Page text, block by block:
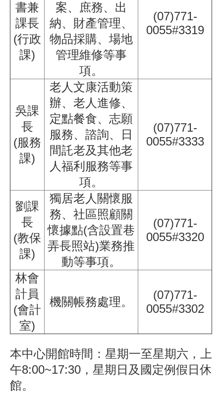
書兼
課長
(行政
課)
案、庶務、出
納、財產管理、
物品採購、場地
管理維修等事
項。
(07)771-
0055#3319
吳課
長
(服務
課)
老人文康活動策
辦、老人進修、
定點餐食、志願
服務、諮詢、日
間託老及其他老
人福利服務等事
項。
(07)771-
0055#3333
劉課
長
(教保
課)
獨居老人關懷服
務、社區照顧關
懷據點(含設置巷
弄長照站)業務推
動等事項。
(07)771-
0055#3320
林會
計員
(會計
室)
機關帳務處理。
(07)771-
0055#3302
本中心開館時間：星期一至星期六，上
午8:00~17:30，星期日及國定例假日休
館。